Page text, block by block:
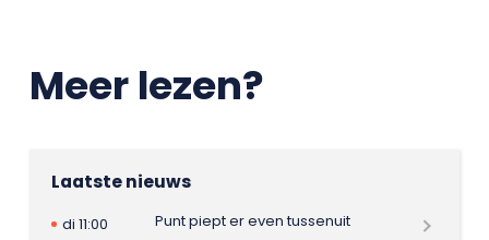
Meer lezen?
Laatste nieuws
di 11:00
Punt piept er even tussenuit